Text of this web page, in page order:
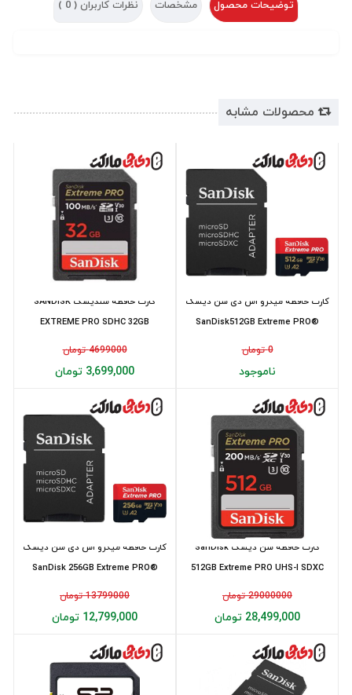
توضیحات محصول مشخصات نظرات کاربران ( 0
)
محصولات مشابه
کارت حافظه سندیسک SANDISK
EXTREME PRO SDHC 32GB
100MB/s
4699000 تومان
3,699,000 تومان
کارت حافظه میکرو اس دی سن دیسک
SanDisk512GB Extreme PRO®
microSD 200...
0 تومان
ناموجود
کارت حافظه میکرو اس دی سن دیسک
SanDisk 256GB Extreme PRO®
microSD 20...
13799000 تومان
12,799,000 تومان
کارت حافظه سن دیسک SanDisk
512GB Extreme PRO UHS-I SDXC
200MB/s
29000000 تومان
28,499,000 تومان